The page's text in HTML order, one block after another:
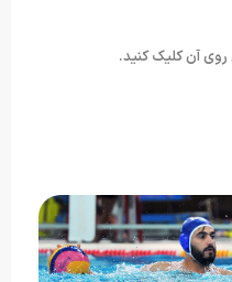
آن کلیک کنید.